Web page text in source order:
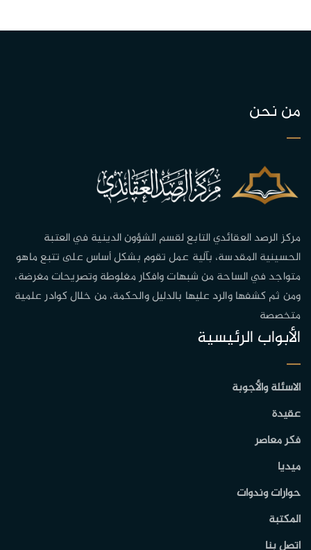
من نحن
مركز الرصد العقائدي التابع لقسم الشؤون الدينية في العتبة
الحسينية المقدسة، بآلية عمل تقوم بشكل أساس على تتبع ماهو
متواجد في الساحة من شبهات وافكار مغلوطة وتصريحات مغرضة،
ومن ثم كشفها والرد عليها بالدليل والحكمة، من خلال كوادر علمية
متخصصة
الأبواب الرئيسية
الاسئلة والأجوبة
عقيدة
فكر معاصر
ميديا
حوارات وندوات
المكتبة
اتصل بنا